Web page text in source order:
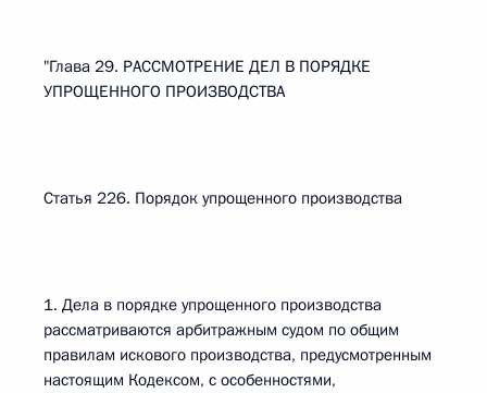
"Глава 29. РАССМОТРЕНИЕ ДЕЛ В ПОРЯДКЕ
УПРОЩЕННОГО ПРОИЗВОДСТВА
Статья 226. Порядок упрощенного производства
1. Дела в порядке упрощенного производства
рассматриваются арбитражным судом по общим
правилам искового производства, предусмотренным
настоящим Кодексом, с особенностями,